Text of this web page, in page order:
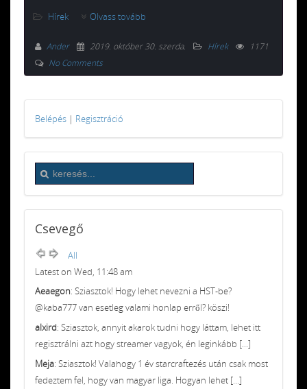
Hírek Olvass tovább
Ander 2019. október 30. szerda. Hírek
1171
No Comments
Belépés | Regisztráció
Csevegő
All
Latest on Wed, 11:48 am
Aeaegon: Sziasztok! Hogy lehet nevezni a HST-be?
@kaba777 van esetleg valami honlap erről? köszi!
alxird: Sziasztok, annyit akarok tudni hogy láttam, lehet itt
regisztrálni azt hogy streamer vagyok, én leginkább [...]
Meja: Sziasztok! Valahogy 1 év starcraftezés után csak most
fedeztem fel, hogy van magyar liga. Hogyan lehet [...]